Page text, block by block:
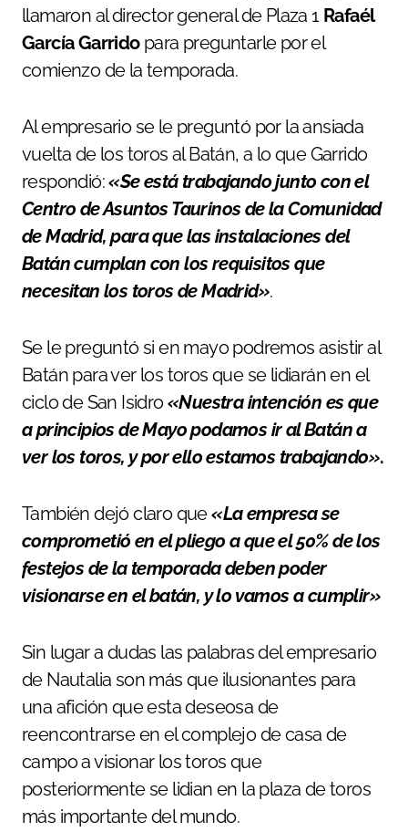
llamaron al director general de Plaza 1 Rafaél
García Garridopara preguntarle por el
comienzo de la temporada.
Al empresario se le preguntó por la ansiada
vuelta de los toros al Batán, a lo que Garrido
respondió:«Se está trabajando junto con el
Centro de Asuntos Taurinos de la Comunidad
de Madrid, para que las instalaciones del
Batán cumplan con los requisitos que
necesitan los toros de Madrid».
Se le preguntó si en mayo podremos asistir al
Batán para ver los toros que se lidiarán en el
ciclo de San Isidro«Nuestra intención es que
a principios de Mayo podamos ir al Batán a
ver los toros, y por ello estamos trabajando».
También dejó claro que«La empresa se
comprometió en el pliego a que el 50% de los
festejos de la temporada deben poder
visionarse en el batán, y lo vamos a cumplir»
Sin lugar a dudas las palabras del empresario
de Nautalia son más que ilusionantes para
una afición que esta deseosa de
reencontrarse en el complejo de casa de
campo a visionar los toros que
posteriormente se lidian en la plaza de toros
más importante del mundo.